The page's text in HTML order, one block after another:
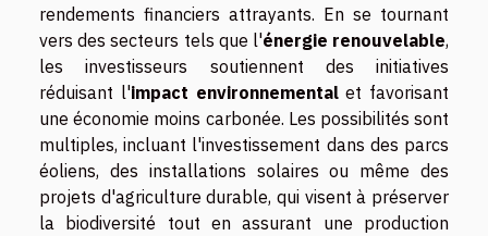
rendements financiers attrayants. En se tournant
vers des secteurs tels que l'énergie renouvelable,
les investisseurs soutiennent des initiatives
réduisant l'impact environnementalet favorisant
une économie moins carbonée. Les possibilités sont
multiples, incluant l'investissement dans des parcs
éoliens, des installations solaires ou même des
projets d'agriculture durable, qui visent à préserver
la biodiversité tout en assurant une production